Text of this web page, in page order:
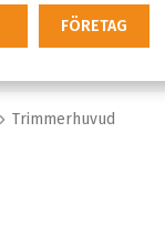
FÖRETAG
Trimmerhuvud